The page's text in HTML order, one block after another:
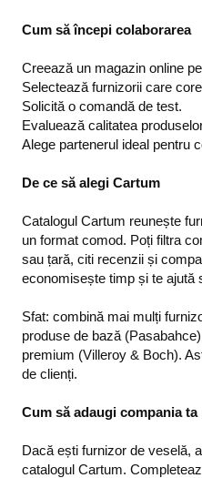
Cum să începi colaborarea
Creează un magazin online
Selectează furnizorii care
Solicită o comandă de test.
Evaluează calitatea
Alege partenerul ideal pentru
De ce să alegi Cartum
Catalogul Cartum reunește
un format comod. Poți filtra
sau țară, citi recenzii și
economisește timp și te ajută
Sfat: combină mai mulți
produse de bază
premium (Villeroy & Boch).
de clienți.
Cum să adaugi compania ta
Dacă ești furnizor de veselă,
catalogul Cartum.